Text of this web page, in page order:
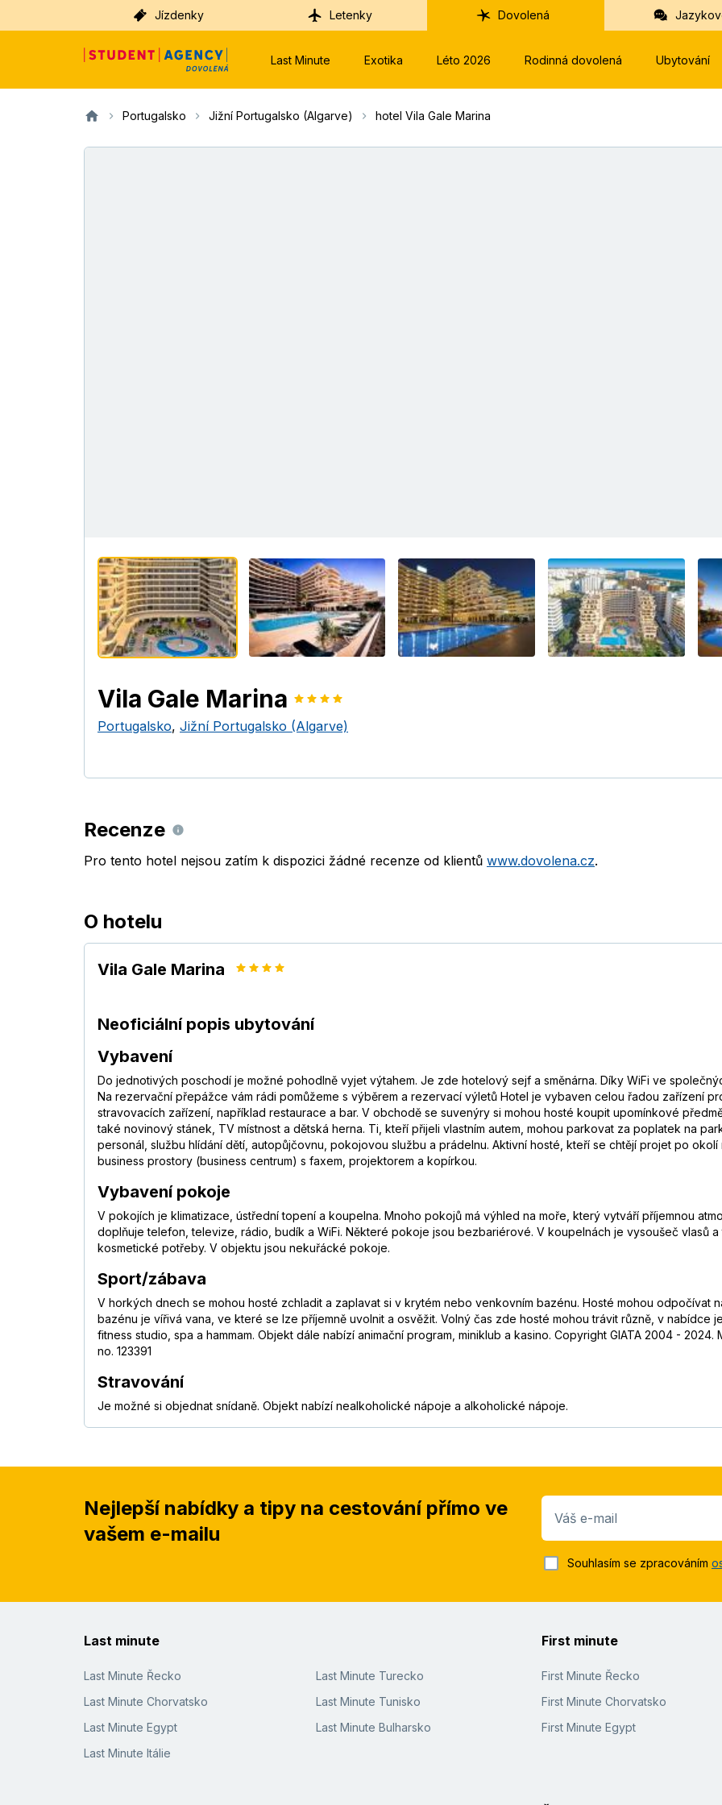
Jízdenky Letenky Dovolená
Last Minute Exotika Léto 2026 Rodinná dovolená Ubytování
Portugalsko Jižní Portugalsko (Algarve) hotel Vila Gale Marina
Vila Gale Marina
Portugalsko, Jižní Portugalsko (Algarve)
Recenze
Pro tento hotel nejsou zatím k dispozici žádné recenze od klientů www.dovolena.cz.
O hotelu
Vila Gale Marina
Neoficiální popis ubytování
Vybavení
Do jednotivých poschodí je možné pohodlně vyjet výtahem. Je zde hotelový sejf a směnárna. Díky WiFi ve
Na rezervační přepážce vám rádi pomůžeme s výběrem a rezervací výletů Hotel je vybaven celou řadou zařízení
stravovacích zařízení, například restaurace a bar. V obchodě se suvenýry si mohou hosté koupit upomínkové
také novinový stánek, TV místnost a dětská herna. Ti, kteří přijeli vlastním autem, mohou parkovat za poplatek na
personál, službu hlídání dětí, autopůjčovnu, pokojovou službu a prádelnu. Aktivní hosté, kteří se chtějí projet po
business prostory (business centrum) s faxem, projektorem a kopírkou.
Vybavení pokoje
V pokojích je klimatizace, ústřední topení a koupelna. Mnoho pokojů má výhled na moře, který vytváří příjemnou
doplňuje telefon, televize, rádio, budík a WiFi. Některé pokoje jsou bezbariérové. V koupelnách je vysoušeč vlasů
kosmetické potřeby. V objektu jsou nekuřácké pokoje.
Sport/zábava
V horkých dnech se mohou hosté zchladit a zaplavat si v krytém nebo venkovním bazénu. Hosté mohou odpočívat
bazénu je vířivá vana, ve které se lze příjemně uvolnit a osvěžit. Volný čas zde hosté mohou trávit různě, v nabídce
fitness studio, spa a hammam. Objekt dále nabízí animační program, miniklub a kasino. Copyright GIATA 2004 -
no. 123391
Stravování
Je možné si objednat snídaně. Objekt nabízí nealkoholické nápoje a alkoholické nápoje.
Nejlepší nabídky a tipy na cestování přímo ve
vašem e-mailu
Váš e-mail
Souhlasím se zpracováním
Last minute
Last Minute Řecko
Last Minute Chorvatsko
Last Minute Egypt
Last Minute Itálie
Last Minute Turecko
Last Minute Tunisko
Last Minute Bulharsko
First minute
First Minute Řecko
First Minute Chorvatsko
First Minute Egypt